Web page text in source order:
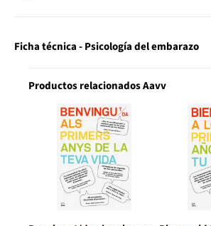
Ficha técnica - Psicología del embarazo
Productos relacionados Aavv